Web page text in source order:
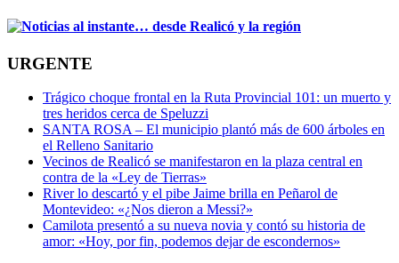
URGENTE
Trágico choque frontal en la Ruta Provincial 101: un muerto y
tres heridos cerca de Speluzzi
SANTA ROSA – El municipio plantó más de 600 árboles en
el Relleno Sanitario
Vecinos de Realicó se manifestaron en la plaza central en
contra de la «Ley de Tierras»
River lo descartó y el pibe Jaime brilla en Peñarol de
Montevideo: «¿Nos dieron a Messi?»
Camilota presentó a su nueva novia y contó su historia de
amor: «Hoy, por fin, podemos dejar de escondernos»